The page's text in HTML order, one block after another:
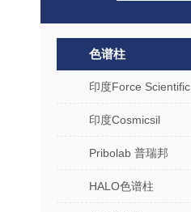
色谱柱
印度Force Scientific
印度Cosmicsil
Pribolab 普瑞邦
HALO色谱柱